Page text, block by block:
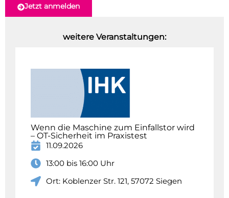
Jetzt anmelden
weitere Veranstaltungen:
Wenn die Maschine zum Einfallstor wird
– OT-Sicherheit im Praxistest
11.09.2026
13:00 bis 16:00 Uhr
Ort: Koblenzer Str. 121, 57072 Siegen